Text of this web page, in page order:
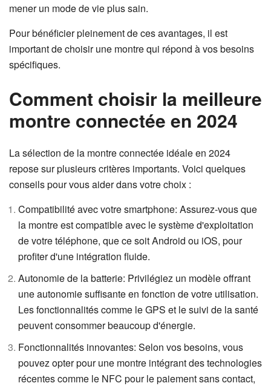
mener un mode de vie plus sain.
Pour bénéficier pleinement de ces avantages, il est
important de choisir une montre qui répond à vos besoins
spécifiques.
Comment choisir la meilleure
montre connectée en 2024
La sélection de la montre connectée idéale en 2024
repose sur plusieurs critères importants. Voici quelques
conseils pour vous aider dans votre choix :
Compatibilité avec votre smartphone: Assurez-vous que
la montre est compatible avec le système d'exploitation
de votre téléphone, que ce soit Android ou iOS, pour
profiter d'une intégration fluide.
Autonomie de la batterie: Privilégiez un modèle offrant
une autonomie suffisante en fonction de votre utilisation.
Les fonctionnalités comme le GPS et le suivi de la santé
peuvent consommer beaucoup d'énergie.
Fonctionnalités innovantes: Selon vos besoins, vous
pouvez opter pour une montre intégrant des technologies
récentes comme le NFC pour le paiement sans contact,